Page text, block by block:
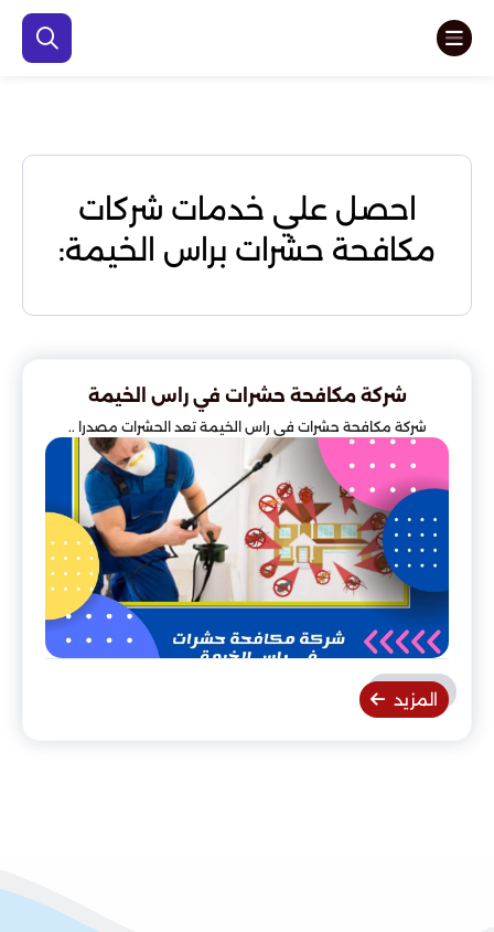
احصل علي خدمات شركات
مكافحة حشرات براس الخيمة:
شركة مكافحة حشرات في راس الخيمة
شركة مكافحة حشرات في راس الخيمة تعد الحشرات مصدرا ..
المزيد